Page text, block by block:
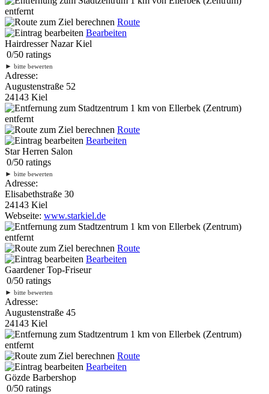
entfernt
Route
Bearbeiten
Hairdresser Nazar Kiel
0/50 ratings
► bitte bewerten
Adresse:
Augustenstraße 52
24143 Kiel
1 km von Ellerbek (Zentrum)
entfernt
Route
Bearbeiten
Star Herren Salon
0/50 ratings
► bitte bewerten
Adresse:
Elisabethstraße 30
24143 Kiel
Webseite: www.starkiel.de
1 km von Ellerbek (Zentrum)
entfernt
Route
Bearbeiten
Gaardener Top-Friseur
0/50 ratings
► bitte bewerten
Adresse:
Augustenstraße 45
24143 Kiel
1 km von Ellerbek (Zentrum)
entfernt
Route
Bearbeiten
Gözde Barbershop
0/50 ratings